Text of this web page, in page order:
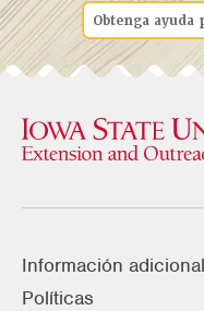
Obtenga
Información adicional
Políticas